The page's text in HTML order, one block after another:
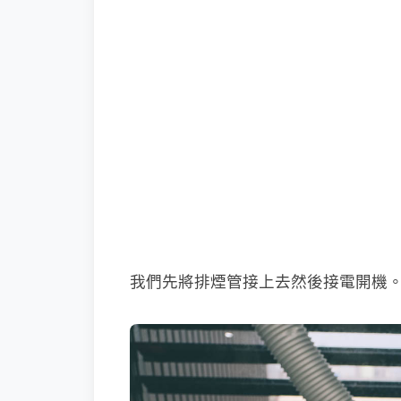
我們先將排煙管接上去然後接電開機